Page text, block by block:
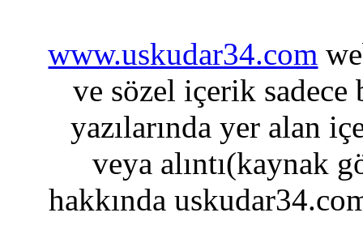
www.uskudar34.com
ve sözel içerik sadece
yazılarında yer alan
veya alıntı(kaynak
hakkında